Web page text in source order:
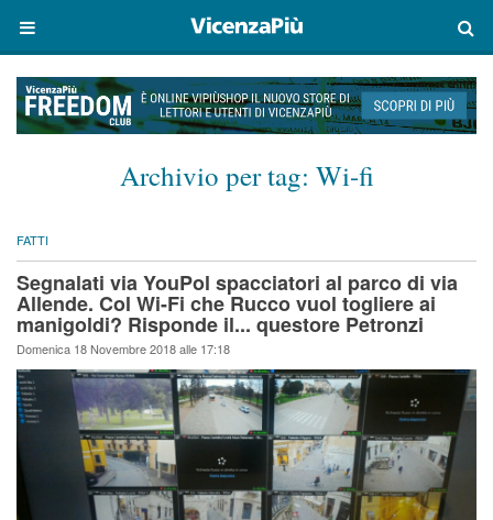
Archivio per tag: Wi-fi
FATTI
Segnalati via YouPol spacciatori al parco di via
Allende. Col Wi-Fi che Rucco vuol togliere ai
manigoldi? Risponde il... questore Petronzi
Domenica 18 Novembre 2018 alle 17:18